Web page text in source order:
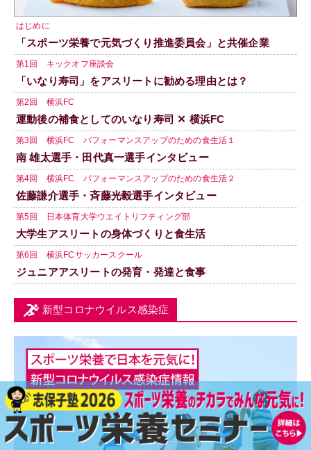
はじめに
「スポーツ栄養で元気づくり推進委員会」と共催企業
第1回 キックオフ座談会
「いなり寿司」をアスリートに勧める理由とは？
第2回 横浜FC
運動後の補食としてのいなり寿司 ✕ 横浜FC
第3回 横浜FC パフォーマンスアップのための食生活１
南 雄太選手・田代真一選手インタビュー
第4回 横浜FC パフォーマンスアップのための食生活２
佐藤謙介選手・斉藤光毅選手インタビュー
第5回 日本体育大学ウエイトリフティング部
大学生アスリートの身体づくりと食生活
第6回 横浜FCサッカースクール
ジュニアアスリートの発育・発達と食事
新型コロナウイルス感染症